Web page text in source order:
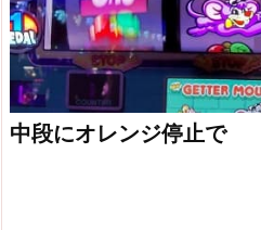
中段にオレンジ停止で